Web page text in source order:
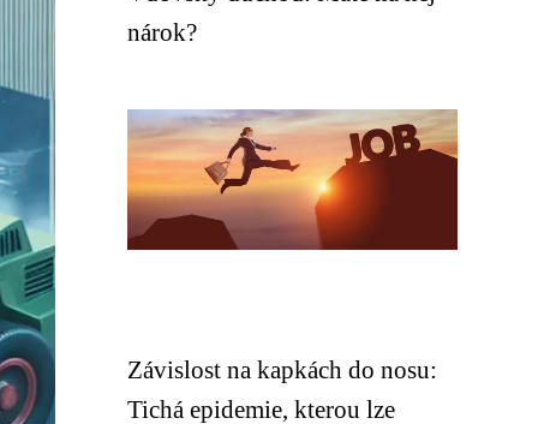
nárok?
Závislost na kapkách do nosu:
Tichá epidemie, kterou lze